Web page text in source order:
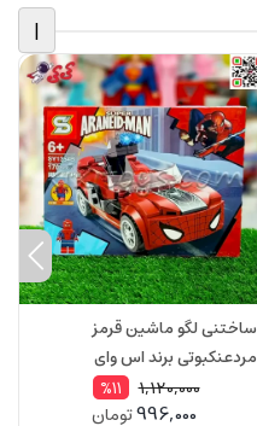
|
ساختنی لگو ماشین قرمز
مردعنکبوتی برند اس وای
SY1354B
1,120,000
%11
996,000تومان